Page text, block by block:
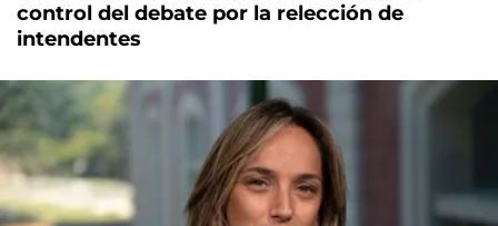
control del debate por la relección de
intendentes